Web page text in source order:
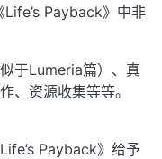
Payback》中非
于Lumeria篇）、真
、资源收集等等。
Payback》给予